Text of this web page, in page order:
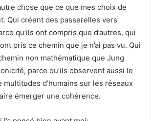
chose que ce que mes choix de
Qui créent des passerelles vers
qu’ils ont compris que d’autres, qui
pris ce chemin que je n’ai pas vu. Qui
non mathématique que Jung
parce qu’ils observent aussi le
d’humains sur les réseaux
émerger une cohérence.